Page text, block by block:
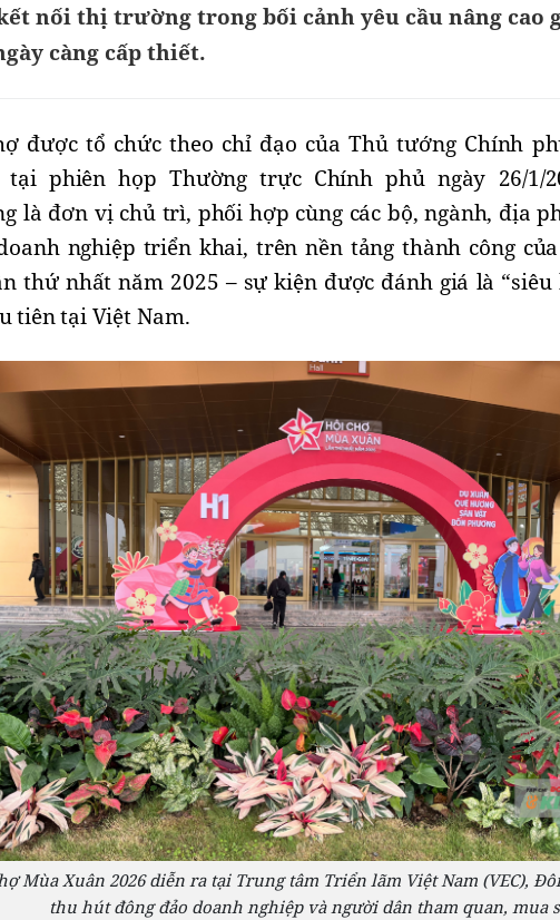
nối thị trường trong bối cảnh yêu cầu nâng cao
càng cấp thiết.
được tổ chức theo chỉ đạo của Thủ tướng Chính
tại phiên họp Thường trực Chính phủ ngày 26/1/
là đơn vị chủ trì, phối hợp cùng các bộ, ngành, địa
nghiệp triển khai, trên nền tảng thành công
thứ nhất năm 2025 – sự kiện được đánh giá là “siêu
tiên tại Việt Nam.
Mùa Xuân 2026 diễn ra tại Trung tâm Triển lãm Việt Nam (VEC),
thu hút đông đảo doanh nghiệp và người dân tham quan, mua